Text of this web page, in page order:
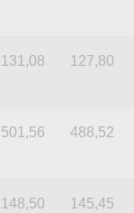
131,08 127,80
501,56 488,52
148,50 145,45